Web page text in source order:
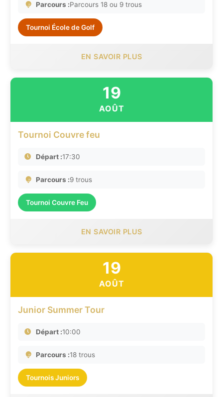
Parcours :Parcours 18 ou 9 trous
Tournoi École de Golf
EN SAVOIR PLUS
19
AOÛT
Tournoi Couvre feu
Départ :17:30
Parcours :9 trous
Tournoi Couvre Feu
EN SAVOIR PLUS
19
AOÛT
Junior Summer Tour
Départ :10:00
Parcours :18 trous
Tournois Juniors